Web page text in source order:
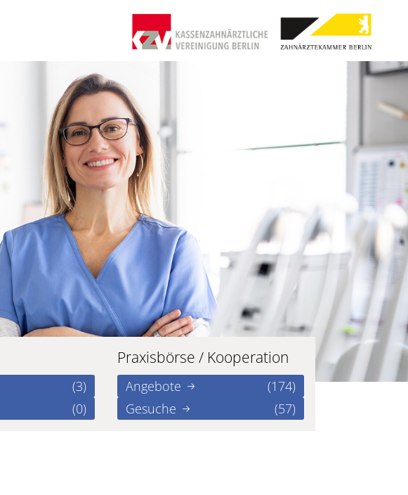
(3)
(0)
Praxisbörse / Kooperation
Angebote
(174)
Gesuche
(57)